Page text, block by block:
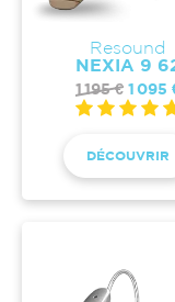
Resound
NEXIA 9
1 195 € 1 095
DÉCOUVRIR